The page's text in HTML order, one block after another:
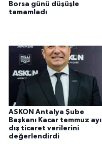
Borsa günü düşüşle
tamamladı
ASKON Antalya Şube
Başkanı Kacar temmuz ayı
dış ticaret verilerini
değerlendirdi